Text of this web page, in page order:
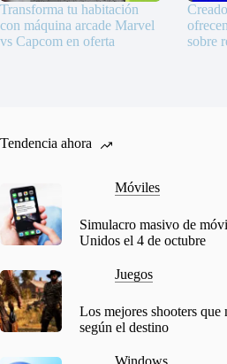
Transforma tu habitación
con máquina arcade Marvel
vs Capcom en oferta
sobre
Tendencia ahora
Móviles
Simulacro masivo de
Unidos el 4 de octubre
Juegos
Los mejores shooters
según el destino
Windows